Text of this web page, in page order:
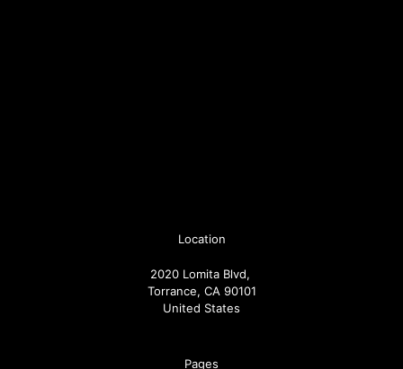
Location
2020 Lomita Blvd,
Torrance, CA 90101
United States
Pages